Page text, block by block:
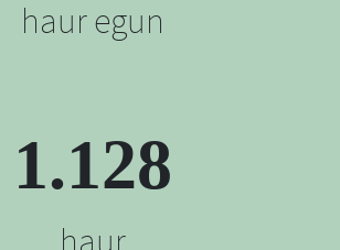
haur egun
1.128
haur